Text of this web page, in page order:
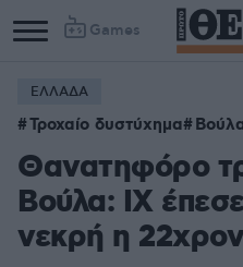
Games
ΕΛΛΑΔΑ
Τροχαίο δυστύχημα
Θανατηφόρο
Βούλα: ΙΧ
νεκρή η